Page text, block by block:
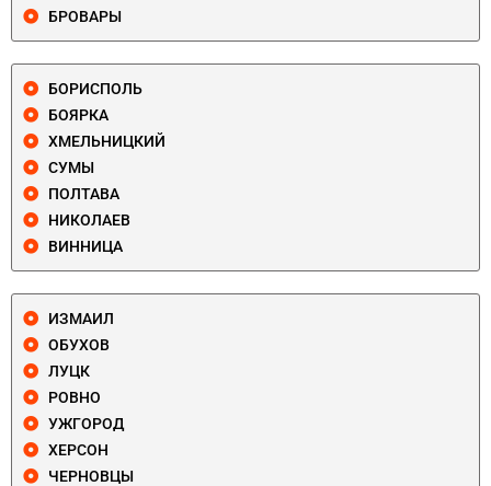
БРОВАРЫ
БОРИСПОЛЬ
БОЯРКА
ХМЕЛЬНИЦКИЙ
СУМЫ
ПОЛТАВА
НИКОЛАЕВ
ВИННИЦА
ИЗМАИЛ
ОБУХОВ
ЛУЦК
РОВНО
УЖГОРОД
ХЕРСОН
ЧЕРНОВЦЫ